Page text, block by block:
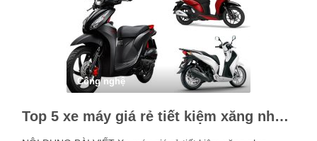
Công nghệ
Top 5 xe máy giá rẻ tiết kiệm xăng nhất trên thị trường